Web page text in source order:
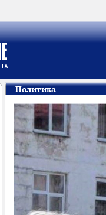
Политика